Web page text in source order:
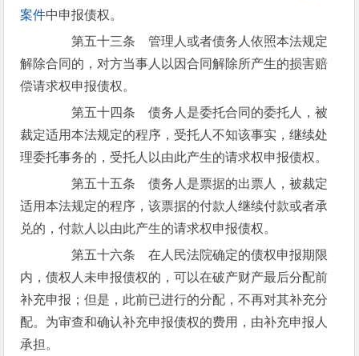
案件中申报债权。
第五十三条 管理人或者债务人依照本法规定
解除合同的，对方当事人以因合同解除所产生的损害赔
偿请求权申报债权。
第五十四条 债务人是委托合同的委托人，被
裁定适用本法规定的程序，受托人不知该事实，继续处
理委托事务的，受托人以由此产生的请求权申报债权。
第五十五条 债务人是票据的出票人，被裁定
适用本法规定的程序，该票据的付款人继续付款或者承
兑的，付款人以由此产生的请求权申报债权。
第五十六条 在人民法院确定的债权申报期限
内，债权人未申报债权的，可以在破产财产最后分配前
补充申报；但是，此前已进行的分配，不再对其补充分
配。为审查和确认补充申报债权的费用，由补充申报人
承担。